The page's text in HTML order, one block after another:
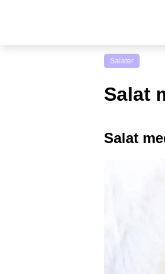
Salater
Salat
Salat